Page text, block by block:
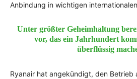
Anbindung in wichtigen
Unter größter Geheimhaltung
vor, das ein Jahrhundert
überflüssig
Ryanair hat angekündigt, den Betrieb